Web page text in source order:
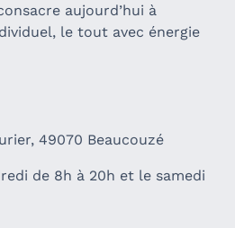
aujourd’hui à
le tout avec énergie
49070 Beaucouzé
de 8h à 20h et le samedi